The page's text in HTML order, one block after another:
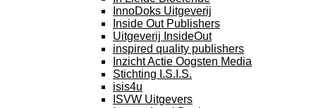
InnoDoks Uitgeverij
Inside Out Publishers
Uitgeverij InsideOut
inspired quality publishers
Inzicht Actie Oogsten Media
Stichting I.S.I.S.
isis4u
ISVW Uitgevers